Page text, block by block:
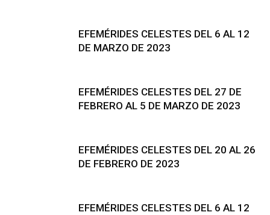
EFEMÉRIDES CELESTES DEL 6 AL 12
DE MARZO DE 2023
EFEMÉRIDES CELESTES DEL 27 DE
FEBRERO AL 5 DE MARZO DE 2023
EFEMÉRIDES CELESTES DEL 20 AL 26
DE FEBRERO DE 2023
EFEMÉRIDES CELESTES DEL 6 AL 12